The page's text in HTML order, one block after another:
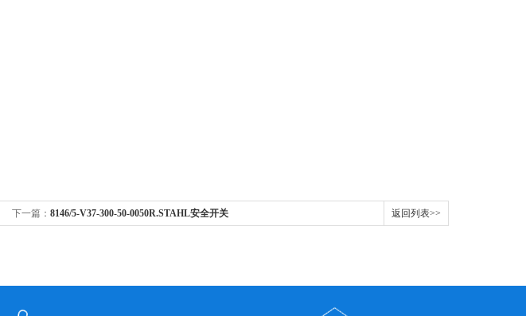
下一篇： 8146/5-V37-300-50-0050R.STAHL安全开关 返回列表>>